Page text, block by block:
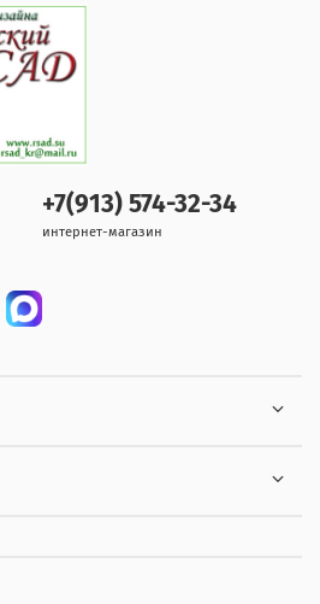
+7(913) 574-32-34
интернет-магазин